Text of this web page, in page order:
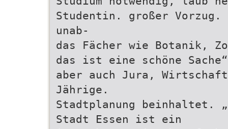
Studentin. großer
unab-
das Fächer wie Botanik,
das ist eine schöne
aber auch Jura,
Jährige.
Stadtplanung beinhaltet.
Stadt Essen ist ein